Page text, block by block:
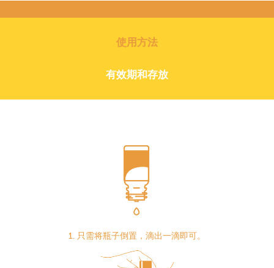
使用方法
有效期和存放
1. 只需将瓶子倒置，滴出一滴即可。